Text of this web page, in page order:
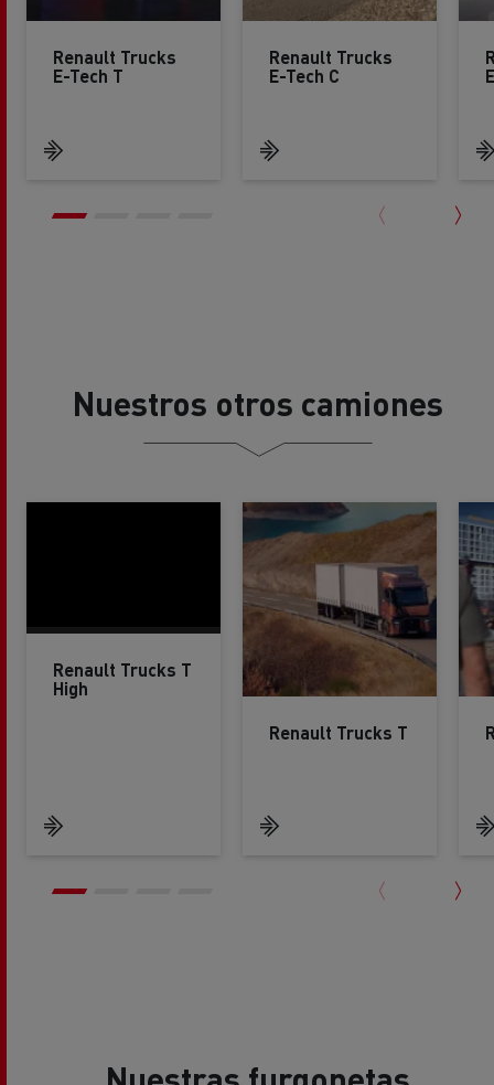
Renault Trucks
E-Tech T
Renault Trucks
E-Tech C
Nuestros otros camiones
Renault Trucks T
High
Renault Trucks T